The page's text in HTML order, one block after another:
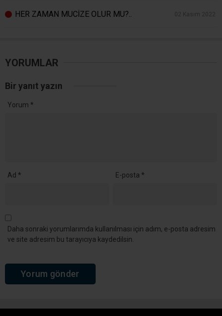
HER ZAMAN MUCİZE OLUR MU?.. 02 Kasım 2022
YORUMLAR
Bir yanıt yazın
Yorum *
Ad * E-posta *
Daha sonraki yorumlarımda kullanılması için adım, e-posta adresim
ve site adresim bu tarayıcıya kaydedilsin.